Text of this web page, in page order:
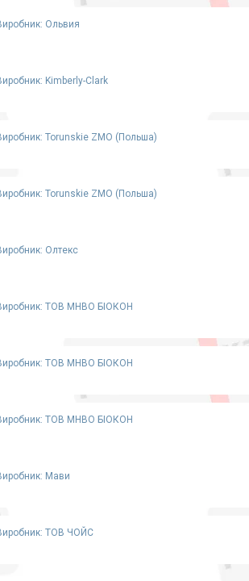
Ольвия
Kimberly-Clark
Torunskie ZMO (Польша)
Torunskie ZMO (Польша)
Олтекс
ТОВ МНВО БІОКОН
ТОВ МНВО БІОКОН
ТОВ МНВО БІОКОН
Мави
ТОВ ЧОЙС